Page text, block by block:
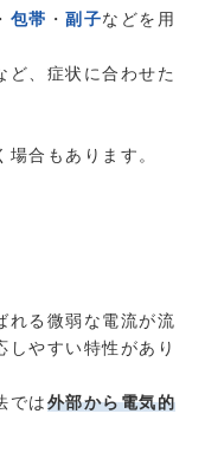
・ 包帯 ・ 副子などを用
ど、症状に合わせた
合もあります。
れる微弱な電流が流
しやすい特性があり
では外部から電気的